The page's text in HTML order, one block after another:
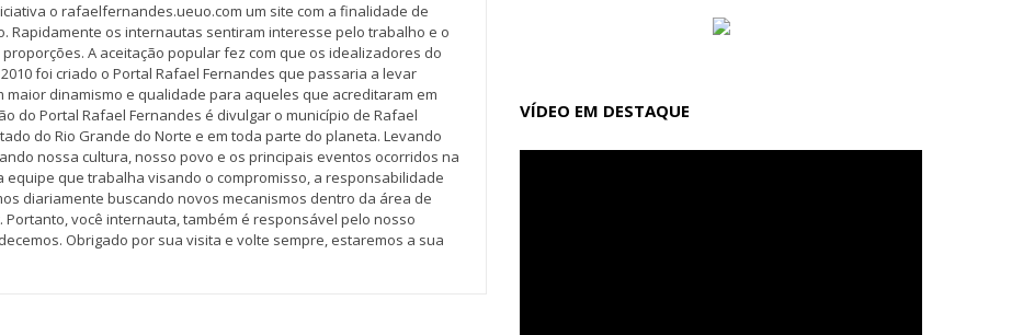
o rafaelfernandes.ueuo.com um site com a finalidade de
Rapidamente os internautas sentiram interesse pelo trabalho e o
A aceitação popular fez com que os idealizadores do
foi criado o Portal Rafael Fernandes que passaria a levar
dinamismo e qualidade para aqueles que acreditaram em
do Portal Rafael Fernandes é divulgar o município de Rafael
do Rio Grande do Norte e em toda parte do planeta. Levando
nossa cultura, nosso povo e os principais eventos ocorridos na
equipe que trabalha visando o compromisso, a responsabilidade
diariamente buscando novos mecanismos dentro da área de
Portanto, você internauta, também é responsável pelo nosso
Obrigado por sua visita e volte sempre, estaremos a sua
VÍDEO EM DESTAQUE